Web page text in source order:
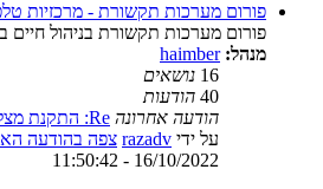
פורום מערכות תקשורת - מרכזיות
פורום מערכות תקשורת בניהול
מנהל: haimber
16 נושאים
40 הודעות
הודעה אחרונה Re: התקנת מצלמות בבניין
על ידי razadv צפה בהודעה
16/10/2022 - 11:50:42